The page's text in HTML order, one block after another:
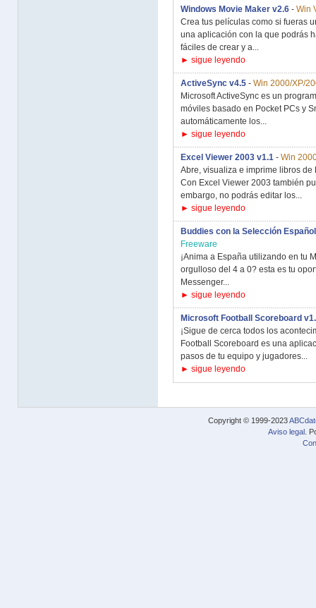
Windows Movie Maker v2.6 - Win
Crea tus películas como si fueras
una aplicación con la que podrás
fáciles de crear y a...
► sigue leyendo
ActiveSync v4.5 - Win 2000/XP/
Microsoft ActiveSync es un
móviles basado en Pocket PCs y
automáticamente los...
► sigue leyendo
Excel Viewer 2003 v1.1 - Win
Abre, visualiza e imprime libros
Con Excel Viewer 2003 también
embargo, no podrás editar los...
► sigue leyendo
Buddies con la Selección
Freeware
¡Anima a España utilizando en tu
orgulloso del 4 a 0? esta es tu
Messenger...
► sigue leyendo
Microsoft Football Scoreboard
¡Sigue de cerca todos los
Football Scoreboard es una
pasos de tu equipo y jugadores...
► sigue leyendo
Copyright © 1999-2023
Aviso legal .